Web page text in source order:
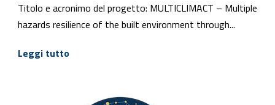
Titolo e acronimo del progetto: MULTICLIMACT – Multiple
hazards resilience of the built environment through...
Leggi tutto